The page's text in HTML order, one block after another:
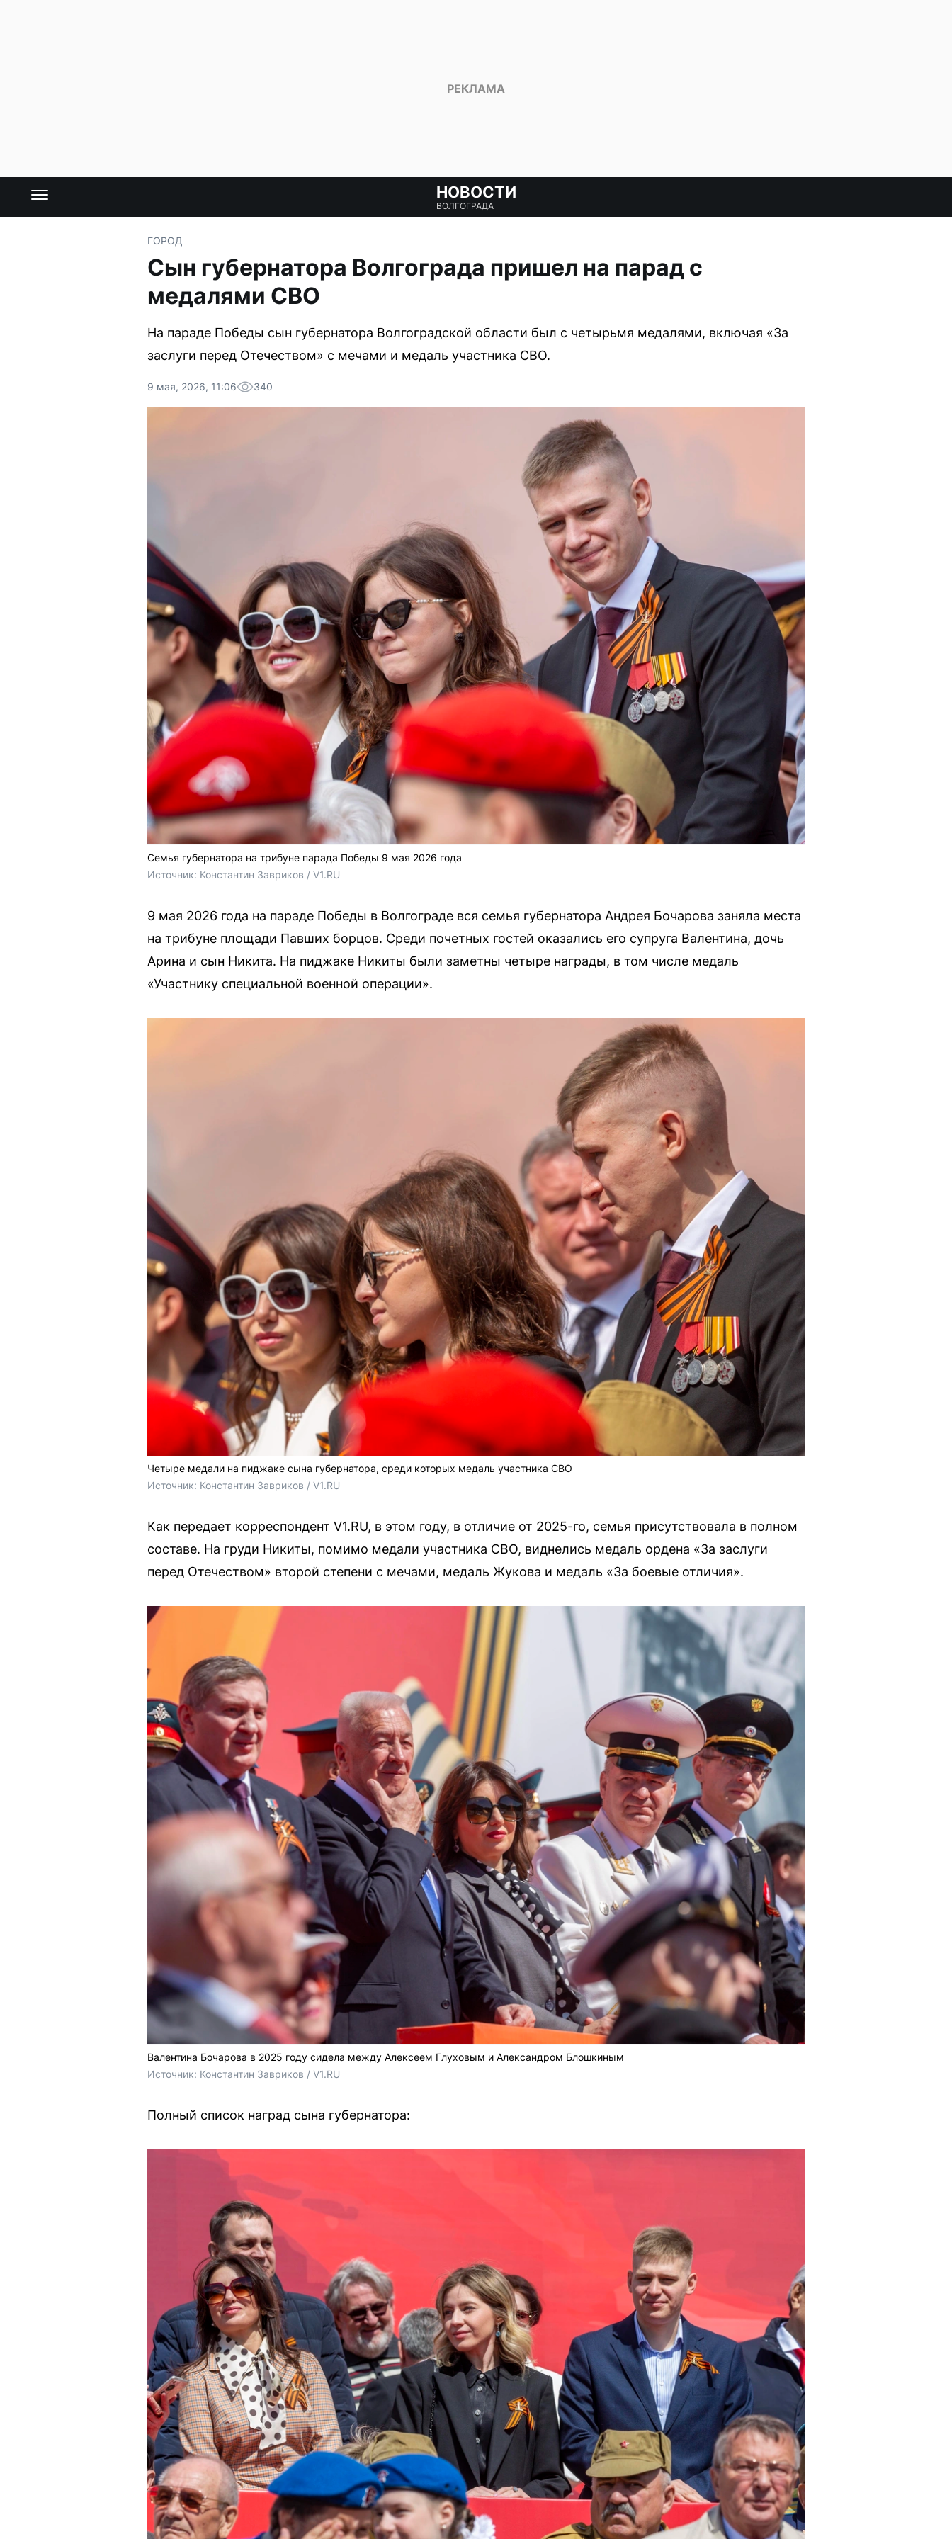
НОВОСТИ
ВОЛГОГРАДА
ГОРОД
Сын губернатора Волгограда пришел на парад с
медалями СВО
На параде Победы сын губернатора Волгоградской области был с четырьмя медалями, включая «За
заслуги перед Отечеством» с мечами и медаль участника СВО.
9 мая, 2026, 11:06 340
Семья губернатора на трибуне парада Победы 9 мая 2026 года
Источник: Константин Завриков / V1.RU
9 мая 2026 года на параде Победы в Волгограде вся семья губернатора Андрея Бочарова заняла места
на трибуне площади Павших борцов. Среди почетных гостей оказались его супруга Валентина, дочь
Арина и сын Никита. На пиджаке Никиты были заметны четыре награды, в том числе медаль
«Участнику специальной военной операции».
Четыре медали на пиджаке сына губернатора, среди которых медаль участника СВО
Источник: Константин Завриков / V1.RU
Как передает корреспондент V1.RU, в этом году, в отличие от 2025-го, семья присутствовала в полном
составе. На груди Никиты, помимо медали участника СВО, виднелись медаль ордена «За заслуги
перед Отечеством» второй степени с мечами, медаль Жукова и медаль «За боевые отличия».
Валентина Бочарова в 2025 году сидела между Алексеем Глуховым и Александром Блошкиным
Источник: Константин Завриков / V1.RU
Полный список наград сына губернатора: